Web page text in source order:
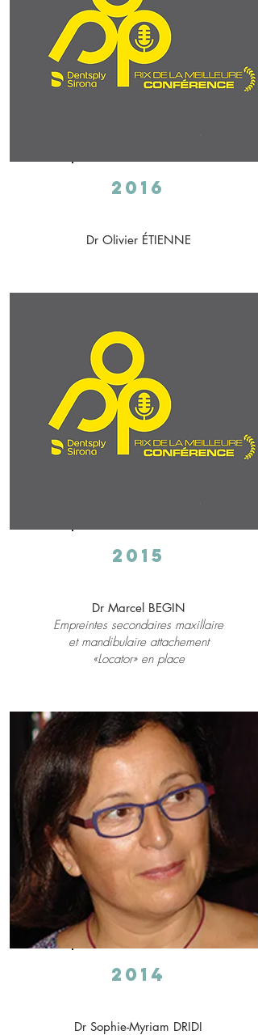
2016
Dr Olivier ÉTIENNE
2015
Dr Marcel BEGIN
Empreintes secondaires maxillaire
et mandibulaire attachement
«Locator» en place
2014
Dr Sophie-Myriam DRIDI